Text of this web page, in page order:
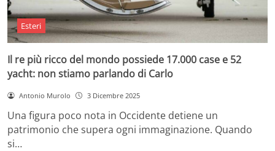
Esteri
Il re più ricco del mondo possiede 17.000 case e 52
yacht: non stiamo parlando di Carlo
Antonio Murolo 3 Dicembre 2025
Una figura poco nota in Occidente detiene un
patrimonio che supera ogni immaginazione. Quando
si…